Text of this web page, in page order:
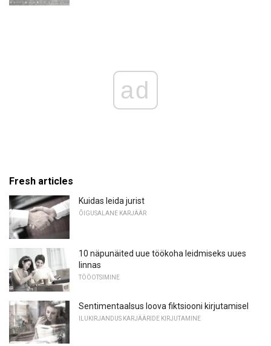
ad
Fresh articles
Kuidas leida jurist
ÕIGUSALANE KARJÄÄR
10 näpunäited uue töökoha leidmiseks uues
linnas
TÖÖOTSIMINE
Sentimentaalsus loova fiktsiooni kirjutamisel
ILUKIRJANDUS KARJÄÄRIDE KIRJUTAMINE